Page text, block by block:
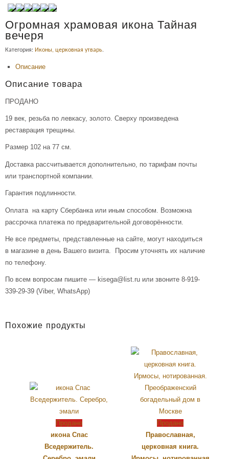
Огромная храмовая икона Тайная
вечеря
Категория: Иконы, церковная утварь.
Описание
Описание товара
ПРОДАНО
19 век, резьба по левкасу, золото. Сверху произведена
реставрация трещины.
Размер 102 на 77 см.
Доставка рассчитывается дополнительно, по тарифам почты
или транспортной компании.
Гарантия подлинности.
Оплата на карту Сбербанка или иным способом. Возможна
рассрочка платежа по предварительной договорённости.
Не все предметы, представленные на сайте, могут находиться
в магазине в день Вашего визита. Просим уточнять их наличие
по телефону.
По всем вопросам пишите — kisega@list.ru или звоните 8-919-
339-29-39 (Viber, WhatsApp)
Похожие продукты
Продано
икона Спас
Вседержитель.
Продано
Православная,
церковная книга.